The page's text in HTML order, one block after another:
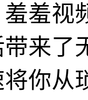
羞视
来了
你从